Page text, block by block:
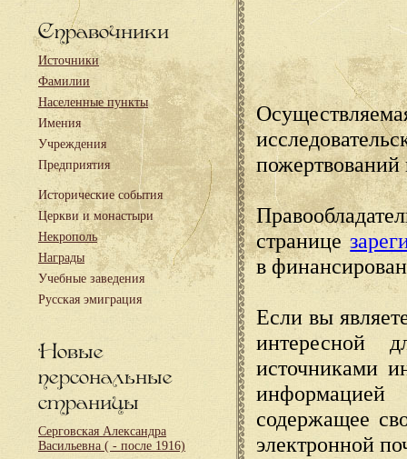
Справочники
Источники
Фамилии
Населенные пункты
Имения
Учреждения
Предприятия
Исторические события
Церкви и монастыри
Некрополь
Награды
Учебные заведения
Русская эмиграция
Новые
персональные
страницы
Серговская Александра
Васильевна ( - после 1916)
пожертвований
странице
в
Если вы
интересной
источниками
содержащее
электронной